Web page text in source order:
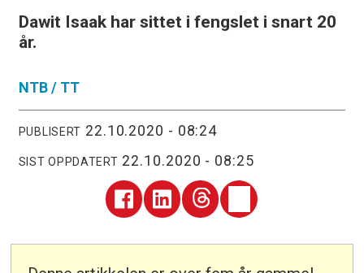
Dawit Isaak har sittet i fengslet i snart 20
år.
NTB / TT
PUBLISERT 22.10.2020 - 08:24
SIST OPPDATERT 22.10.2020 - 08:25